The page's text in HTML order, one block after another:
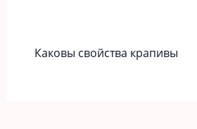
Каковы свойства крапивы